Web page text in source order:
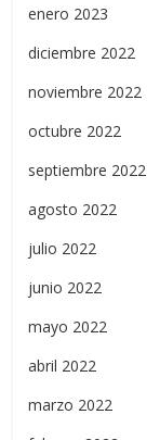
enero 2023
diciembre 2022
noviembre 2022
octubre 2022
septiembre 2022
agosto 2022
julio 2022
junio 2022
mayo 2022
abril 2022
marzo 2022